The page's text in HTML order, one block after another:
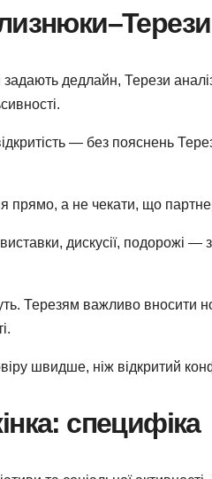
дедлайн, Терези
— без пояснень
прямо, а не чекати, що
дискусії, подорожі —
Терезям важливо вносити
швидше, ніж відкритий
специфіка